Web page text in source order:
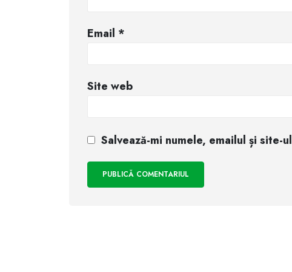
Email *
Site web
Salvează-mi numele, emailul și